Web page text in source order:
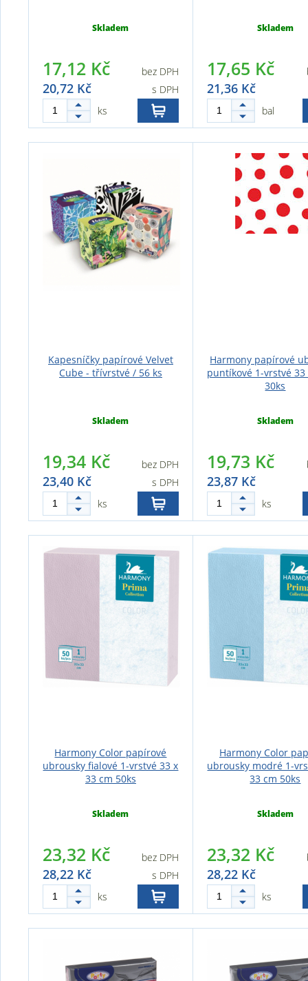
Skladem
17,12 Kč bez DPH
20,72 Kč
s DPH
ks
Skladem
17,65 Kč
21,36 Kč
bal
Kapesníčky papírové Velvet
Cube - třívrstvé / 56 ks
Skladem
19,34 Kč bez DPH
23,40 Kč
s DPH
ks
Harmony papírové
puntíkové 1-vrstvé 33
30ks
Skladem
19,73 Kč
23,87 Kč
ks
Harmony Color papírové
ubrousky fialové 1-vrstvé 33 x
33 cm 50ks
Skladem
23,32 Kč bez DPH
28,22 Kč
s DPH
ks
Harmony Color
ubrousky modré 1-
33 cm 50ks
Skladem
23,32 Kč
28,22 Kč
ks